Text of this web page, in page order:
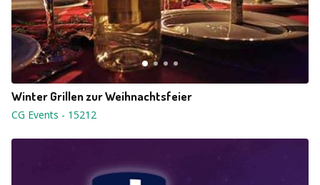
Winter Grillen zur Weihnachtsfeier
CG Events - 15212